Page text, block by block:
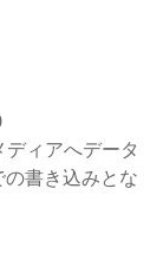
ディアへデータ
書き込みとな